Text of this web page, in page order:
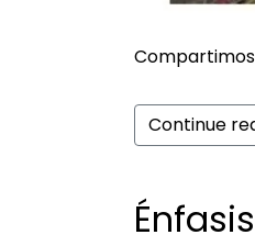
Compartimos
Continue